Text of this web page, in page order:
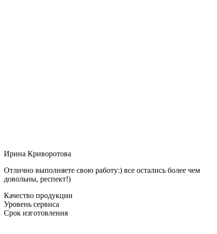
Ирина Криворотова
Отлично выполняете свою работу:) все остались более чем
довольны, респект!)
Качество продукции
Уровень сервиса
Срок изготовления